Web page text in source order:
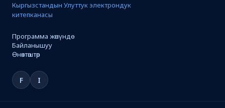
Кыргызстандын Улуттук электрондук
китепканасы
Программа жөнүндө
Байланышуу
Өнөктөштөр
F I